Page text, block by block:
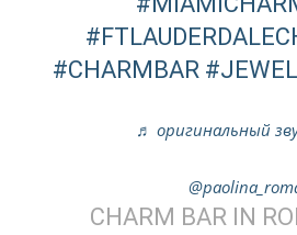
#CHARMBAR
♬ оригинальный
CHARM BAR IN